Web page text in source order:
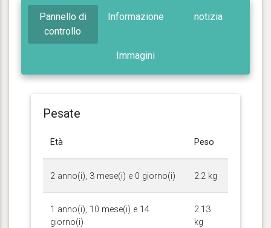
Pannello di
controllo
Informazione notizia
Immagini
Pesate
Età Peso
2 anno(i), 3 mese(i) e 0 giorno(i) 2.2 kg
1 anno(i), 10 mese(i) e 14
giorno(i)
2.13
kg